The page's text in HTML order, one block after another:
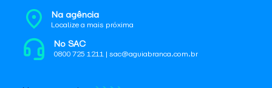
Na agência
Localize a mais próxima
No SAC
0800 725 1211 | sac@aguiabranca.com.br